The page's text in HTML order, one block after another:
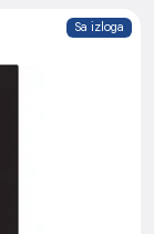
Sa izloga